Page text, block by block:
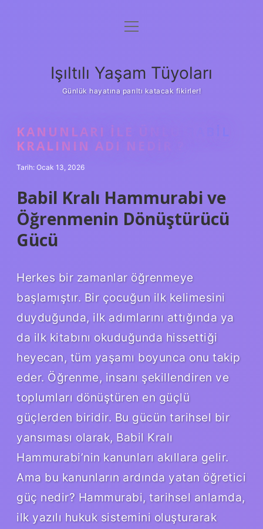
Anasayfa
Yasal Uyarı
menüyü
Işıltılı Yaşam Tüyoları
Günlük hayatına parıltı katacak fikirler!
KANUNLARI ILE ÜNLÜ BABIL
KRALININ ADI NEDIR ?
Tarih: Ocak 13, 2026
Babil Kralı Hammurabi ve
Öğrenmenin Dönüştürücü
Gücü
Herkes bir zamanlar öğrenmeye
başlamıştır. Bir çocuğun ilk kelimesini
duyduğunda, ilk adımlarını attığında ya
da ilk kitabını okuduğunda hissettiği
heyecan, tüm yaşamı boyunca onu takip
eder. Öğrenme, insanı şekillendiren ve
toplumları dönüştüren en güçlü
güçlerden biridir. Bu gücün tarihsel bir
yansıması olarak, Babil Kralı
Hammurabi’nin kanunları akıllara gelir.
Ama bu kanunların ardında yatan öğretici
güç nedir? Hammurabi, tarihsel anlamda,
ilk yazılı hukuk sistemini oluşturarak